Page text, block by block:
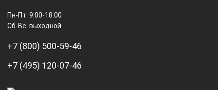
Пн-Пт: 9:00-18:00
Сб-Вс: выходной
+7 (800) 500-59-46
+7 (495) 120-07-46